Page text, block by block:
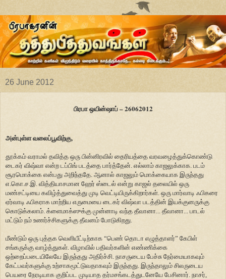
26 June 2012
பிரபா ஒயின்ஷாப் – 26062012
அன்புள்ள வலைப்பூவிற்கு,
தூக்கம் வராமல் தவித்த ஒரு பின்னிரவில் தைரியத்தை வரவழைத்துக்கொண்டு
டைகர் விஷ்வா என்ற டப்பிங் படத்தை பார்த்தேன். எல்லாம் காஜலுக்காக. படம்
சூரமொக்கை என்பது அறிந்ததே. ஆனால் காஜலும் மொக்கையாக இருந்தது
எ.கொ.ச.இ. வித்தியாசமான ஹேர் ஸ்டைல் என்று காஜல் தலையில் ஒரு
மண்சட்டியை கவிழ்த்துவைத்து முடி வெட்டியிருக்கிறார்கள். ஒரு மார்வாடி ஃபிகரை
ஏர்வாடி ஃபிகராக மாற்றிய எருமையை டைகர் விஷ்வா படத்தின் இயக்குனருக்கு
கொடுக்கலாம். க்ளைமாக்ஸுக்கு முன்னாடி வந்த தீவானா... தீவானா... பாடல்
மட்டும் நம் உணர்ச்சிகளுக்கு தீவனம் போடுகிறது.
மீண்டும் ஒரு புத்தக வெளியீட்டிற்காக “பெண் தொடா எழுத்தாளர்” கேபிள்
சங்கருக்கு வாழ்த்துகள். விழாவில் பதிவர்களின் எண்ணிக்கை
ஒற்றைப்படையிலேயே இருந்தது அதிர்ச்சி. நாசருடைய பேச்சு நேர்மையாகவும்
கேட்பவர்களுக்கு உற்சாகமூட்டுவதாகவும் இருந்தது. இருந்தாலும் சிலருடைய
பெயரை நேரடியாக குறிப்பட முடியாத தர்மசங்கடத்துடனேயே பேசினார். நாசர்,